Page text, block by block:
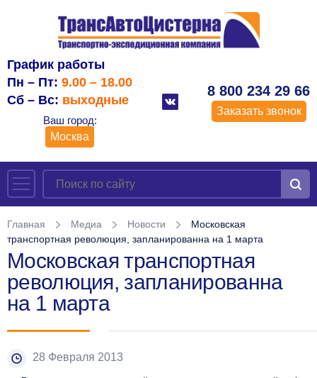
График работы
Пн – Пт: 9.00 – 18.00
Сб – Вс: выходные
Ваш город:
Москва
8 800 234 29 66
Заказать звонок
Главная Медиа Новости
Московская
транспортная революция, запланированна на 1 марта
Московская транспортная
революция, запланированна
на 1 марта
28 Февраля 2013